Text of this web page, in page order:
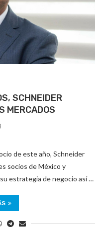
SCHNEIDER
MERCADOS
de este año, Schneider
socios de México y
estrategia de negocio así …